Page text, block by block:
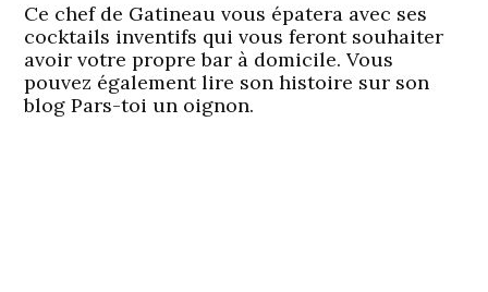
Ce chef de Gatineau vous épatera avec ses
cocktails inventifs qui vous feront souhaiter
avoir votre propre bar à domicile. Vous
pouvez également lire son histoire sur son
blog Pars-toi un oignon.